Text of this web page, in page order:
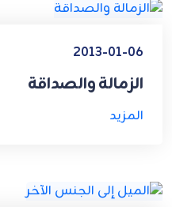
2013-01-06
الزمالة والصداقة
المزيد